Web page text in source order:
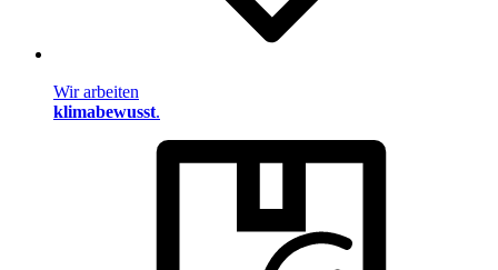
Wir arbeiten
klimabewusst.